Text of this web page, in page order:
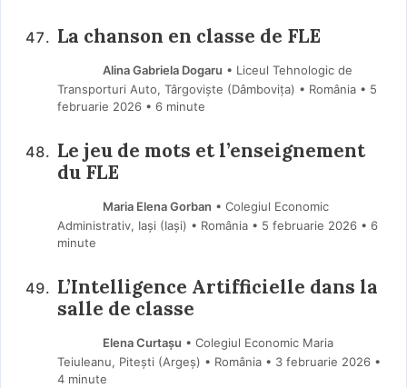
La chanson en classe de FLE
Alina Gabriela Dogaru • Liceul Tehnologic de
Transporturi Auto, Târgoviște (Dâmboviţa) • România
5
februarie 2026 • 6 minute
Le jeu de mots et l’enseignement
du FLE
Maria Elena Gorban • Colegiul Economic
Administrativ, Iași (Iaşi) • România
5 februarie 2026 • 6
minute
L’Intelligence Artifficielle dans la
salle de classe
Elena Curtașu • Colegiul Economic Maria
Teiuleanu, Pitești (Argeş) • România
3 februarie 2026 •
4 minute